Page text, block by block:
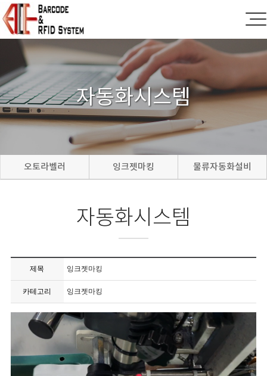
자동화시스템
오토라벨러 잉크젯마킹 물류자동화설비
자동화시스템
제목 잉크젯마킹
카테고리 잉크젯마킹